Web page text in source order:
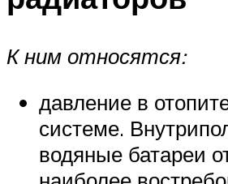
К ним относятся:
давление в
системе.
водяные батареи